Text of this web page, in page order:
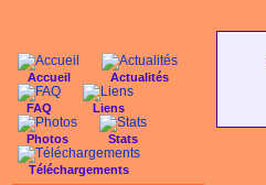
Accueil Actualités
FAQ Liens
Photos Stats
Téléchargements